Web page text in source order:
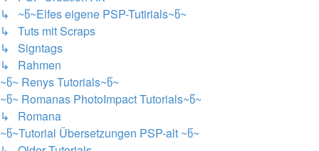
↳ ~წ~Elfes eigene PSP-Tutirials~წ~
↳ Tuts mit Scraps
↳ Signtags
↳ Rahmen
~წ~ Renys Tutorials~წ~
~წ~ Romanas PhotoImpact Tutorials~წ~
↳ Romana
~წ~Tutorial Übersetzungen PSP-alt ~წ~